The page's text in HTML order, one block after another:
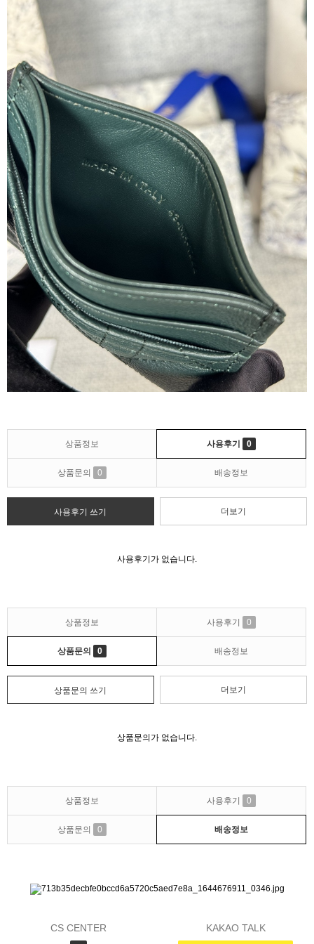
상품정보 사용후기 0
상품문의 0 배송정보
사용후기 쓰기 더보기
사용후기가 없습니다.
상품정보 사용후기 0
상품문의 0 배송정보
상품문의 쓰기 더보기
상품문의가 없습니다.
상품정보 사용후기 0
상품문의 0 배송정보
CS CENTER KAKAO TALK